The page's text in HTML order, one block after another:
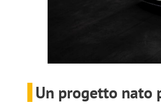
Un progetto nato